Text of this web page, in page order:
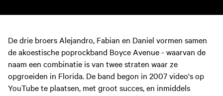
De drie broers Alejandro, Fabian en Daniel vormen samen
de akoestische poprockband Boyce Avenue - waarvan de
naam een combinatie is van twee straten waar ze
opgroeiden in Florida. De band begon in 2007 video's op
YouTube te plaatsen, met groot succes, en inmiddels